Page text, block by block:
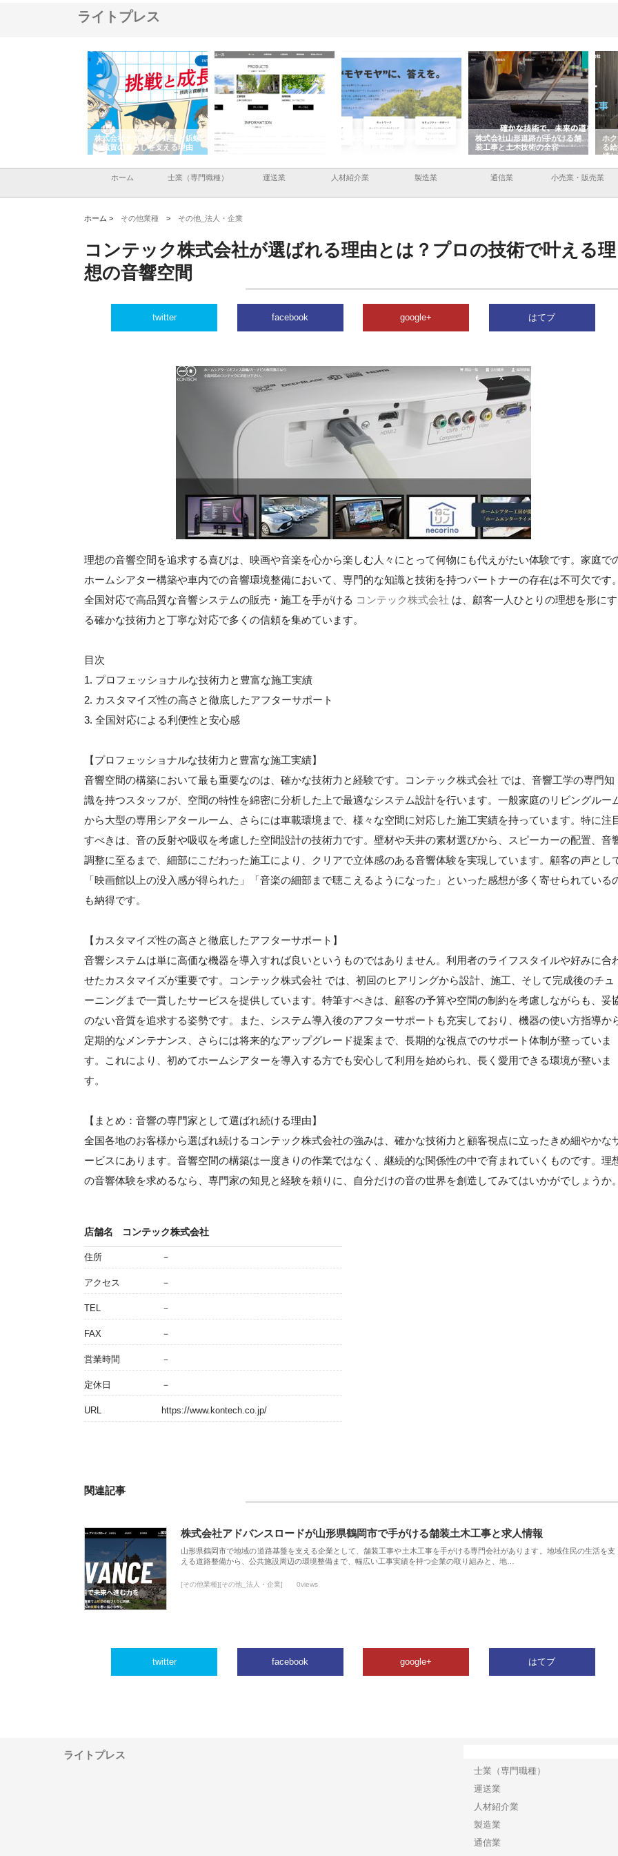
ライトプレス
株式会社メタルエースの企業サ
イトが提供する充実した情報内
容とは
株式会社山形道路が手がける舗
ホクシン設備株式会社が手がけ
る給排水空調消火設備工事の実
績と強み
ホーム 士業（専門職種） 運送業 人材紹介業 製造業 通信業 小売業・販売業
ホーム > その他業種 > その他_法人・企業
コンテック株式会社が選ばれる理由とは？プロの技術で叶える理
想の音響空間
twitter facebook google+ はてブ
理想の音響空間を追求する喜びは、映画や音楽を心から楽しむ人々にとって何物にも代えがたい体験です。家庭で
ホームシアター構築や車内での音響環境整備において、専門的な知識と技術を持つパートナーの存在は不可欠です。
全国対応で高品質な音響システムの販売・施工を手がける コンテック株式会社 は、顧客一人ひとりの理想を形にす
る確かな技術力と丁寧な対応で多くの信頼を集めています。
目次
1. プロフェッショナルな技術力と豊富な施工実績
2. カスタマイズ性の高さと徹底したアフターサポート
3. 全国対応による利便性と安心感
【プロフェッショナルな技術力と豊富な施工実績】
音響空間の構築において最も重要なのは、確かな技術力と経験です。コンテック株式会社 では、音響工学の専門知
識を持つスタッフが、空間の特性を綿密に分析した上で最適なシステム設計を行います。一般家庭のリビングルー
から大型の専用シアタールーム、さらには車載環境まで、様々な空間に対応した施工実績を持っています。特に注
すべきは、音の反射や吸収を考慮した空間設計の技術力です。壁材や天井の素材選びから、スピーカーの配置、音
調整に至るまで、細部にこだわった施工により、クリアで立体感のある音響体験を実現しています。顧客の声とし
「映画館以上の没入感が得られた」「音楽の細部まで聴こえるようになった」といった感想が多く寄せられている
も納得です。
【カスタマイズ性の高さと徹底したアフターサポート】
音響システムは単に高価な機器を導入すれば良いというものではありません。利用者のライフスタイルや好みに合
せたカスタマイズが重要です。コンテック株式会社 では、初回のヒアリングから設計、施工、そして完成後のチュ
ーニングまで一貫したサービスを提供しています。特筆すべきは、顧客の予算や空間の制約を考慮しながらも、妥
のない音質を追求する姿勢です。また、システム導入後のアフターサポートも充実しており、機器の使い方指導か
定期的なメンテナンス、さらには将来的なアップグレード提案まで、長期的な視点でのサポート体制が整っていま
す。これにより、初めてホームシアターを導入する方でも安心して利用を始められ、長く愛用できる環境が整いま
す。
【まとめ：音響の専門家として選ばれ続ける理由】
全国各地のお客様から選ばれ続けるコンテック株式会社の強みは、確かな技術力と顧客視点に立ったきめ細やかな
ービスにあります。音響空間の構築は一度きりの作業ではなく、継続的な関係性の中で育まれていくものです。理
の音響体験を求めるなら、専門家の知見と経験を頼りに、自分だけの音の世界を創造してみてはいかがでしょうか。
店舗名 コンテック株式会社
住所 －
アクセス －
TEL －
FAX －
営業時間 －
定休日 －
URL https://www.kontech.co.jp/
関連記事
株式会社アドバンスロードが山形県鶴岡市で手がける舗装土木工事と求人情報
山形県鶴岡市で地域の道路基盤を支える企業として、舗装工事や土木工事を手がける専門会社があります。地域住民の生活を支
える道路整備から、公共施設周辺の環境整備まで、幅広い工事実績を持つ企業の取り組みと、地…
[その他業種][その他_法人・企業] 0views
twitter facebook google+ はてブ
ライトプレス
士業（専門職種）
運送業
人材紹介業
製造業
通信業